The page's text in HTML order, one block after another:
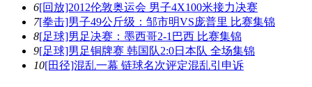
6[回放]2012伦敦奥运会 男子4X100米接力决赛
7[拳击]男子49公斤级：邹市明VS庞普里 比赛集锦
8[足球]男足决赛：墨西哥2-1巴西 比赛集锦
9[足球]男足铜牌赛 韩国队2:0日本队 全场集锦
10[田径]混乱一幕 链球名次评定混乱引申诉